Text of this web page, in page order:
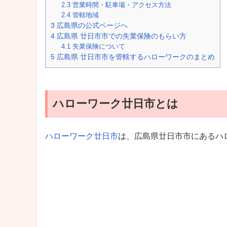
2.3 営業時間・駐車場・アクセス方法
2.4 管轄地域
3 広島県の公式ページへ
4 広島県 廿日市市での失業保険のもらい方
4.1 失業保険について
5 広島県 廿日市市を管轄するハローワークのまとめ
ハローワーク廿日市とは
ハローワーク廿日市は、広島県廿日市市にあるハ